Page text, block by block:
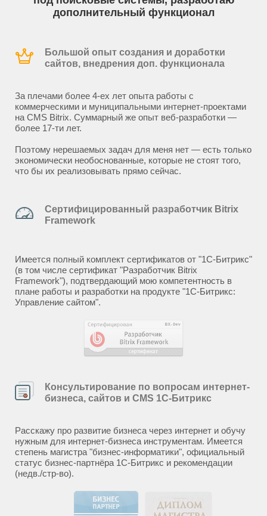
дополнительный функционал
Большой опыт создания и доработки
сайтов, внедрения доп. функционала
За плечами более 4-ех лет опыта работы с
коммерческими и муниципальными интернет-проектами
на CMS Bitrix. Суммарный же опыт веб-разработки —
более 17-ти лет.
Поэтому нерешаемых задач для меня нет — есть только
экономически необоснованные, которые не стоят того,
что бы их реализовывать прямо сейчас.
Сертифицированный разработчик Bitrix
Framework
Имеется полный комплект сертификатов от "1С-Битрикс"
(в том числе сертификат "Разработчик Bitrix
Framework"), подтвердающий мою компетентность в
плане работы и разработки на продукте "1С-Битрикс:
Управление сайтом".
Консультирование по вопросам интернет-
бизнеса, сайтов и CMS 1С-Битрикс
Расскажу про развитие бизнеса через интернет и обучу
нужным для интернет-бизнеса инструментам. Имеется
степень магистра "бизнес-информатики", официальный
статус бизнес-партнёра 1С-Битрикс и рекомендации
(недв./стр-во).